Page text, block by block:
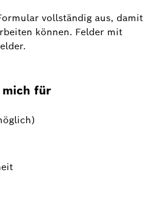
vollständig aus, damit
können. Felder mit
für